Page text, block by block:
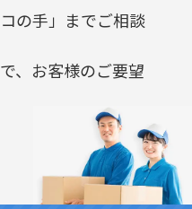
の手」までご相談
、お客様のご要望